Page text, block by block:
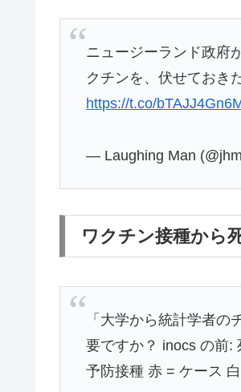
ニュージーランド政府
クチンを、伏せておき
https://t.co/
— Laughing Man
ワクチン接種から
「大学から統計学者
要ですか？ inocs の前:
予防接種 赤 = ケース